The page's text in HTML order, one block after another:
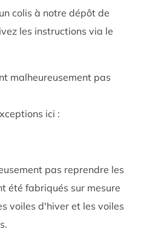
colis à notre dépôt de
les instructions via le
malheureusement pas
ici :
pas reprendre les
été fabriqués sur mesure
voiles d'hiver et les voiles